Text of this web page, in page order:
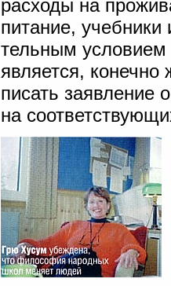
расходы на
питание,
тельным условием
является,
писать заявление
на